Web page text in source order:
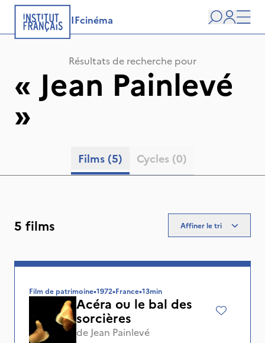
IFcinéma
user
Résultats de recherche pour
« Jean Painlevé
»
Films (5) Cycles (0)
5 films Affiner le tri
Film de patrimoine•1972•France•13min
Acéra ou le bal des
sorcières
de Jean Painlevé